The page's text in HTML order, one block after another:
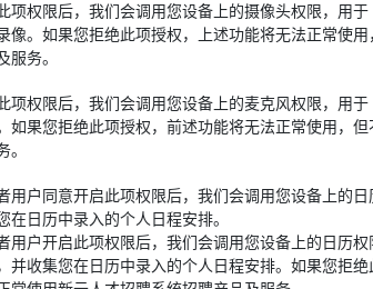
项权限后，我们会调用您设备上的摄像头权限，用
像。如果您拒绝此项授权，上述功能将无法正常使
服务。
项权限后，我们会调用您设备上的麦克风权限，用
如果您拒绝此项授权，前述功能将无法正常使用，
用户同意开启此项权限后，我们会调用您设备上的
在日历中录入的个人日程安排。
用户开启此项权限后，我们会调用您设备上的日历
并收集您在日历中录入的个人日程安排。如果您拒绝